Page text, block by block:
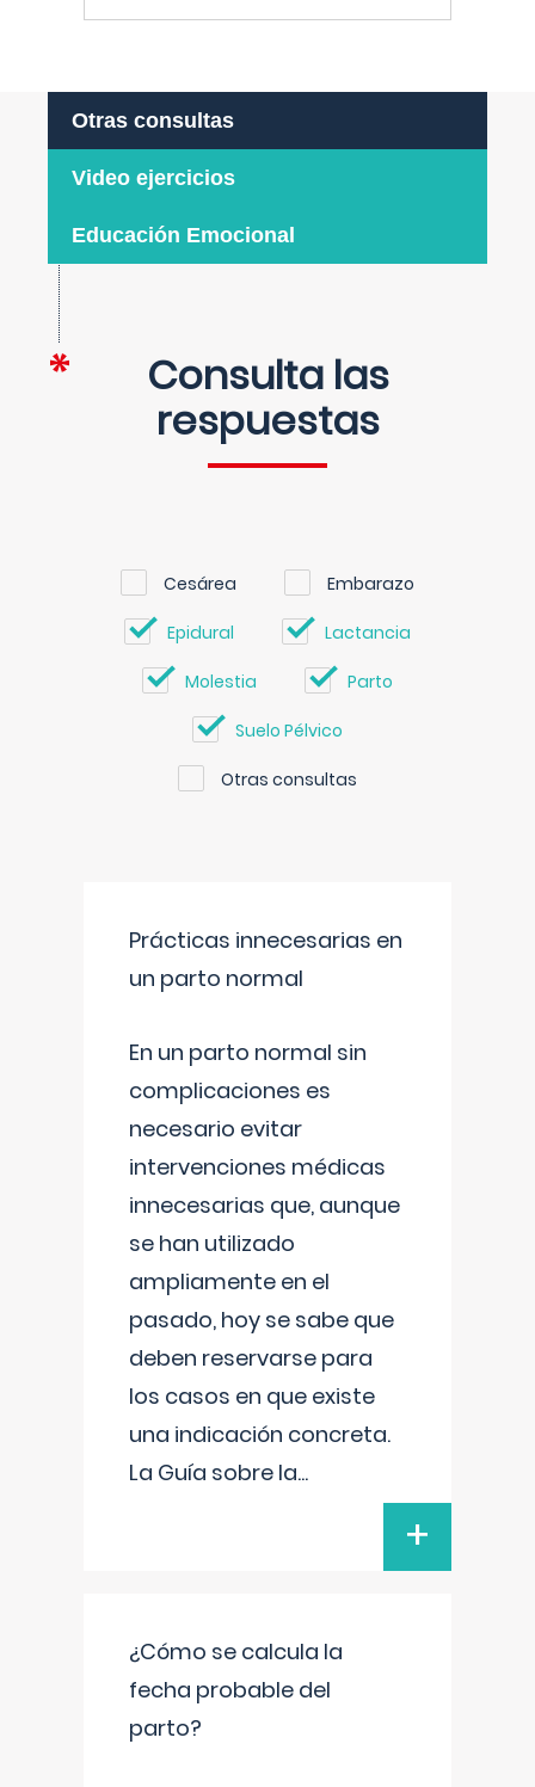
Otras consultas
Video ejercicios
Educación Emocional
Consulta las
respuestas
Cesárea Embarazo
Epidural Lactancia
Molestia Parto
Suelo Pélvico
Otras consultas
Prácticas innecesarias en
un parto normal
En un parto normal sin
complicaciones es
necesario evitar
intervenciones médicas
innecesarias que, aunque
se han utilizado
ampliamente en el
pasado, hoy se sabe que
deben reservarse para
los casos en que existe
una indicación concreta.
La Guía sobre la...
+
¿Cómo se calcula la
fecha probable del
parto?